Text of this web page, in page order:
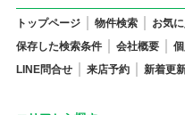
トップページ 物件検索 お気
保存した検索条件
会社概要
LINE問合せ
来店予約 新着更